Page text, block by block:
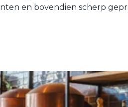
en bovendien scherp